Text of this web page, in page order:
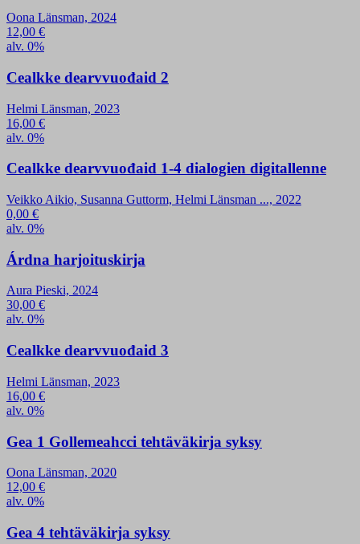
Oona Länsman, 2024
12,00 €
alv. 0%
Cealkke dearvvuođaid 2
Helmi Länsman, 2023
16,00 €
alv. 0%
Cealkke dearvvuođaid 1-4 dialogien digitallenne
Veikko Aikio, Susanna Guttorm, Helmi Länsman ..., 2022
0,00 €
alv. 0%
Árdna harjoituskirja
Aura Pieski, 2024
30,00 €
alv. 0%
Cealkke dearvvuođaid 3
Helmi Länsman, 2023
16,00 €
alv. 0%
Gea 1 Gollemeahcci tehtäväkirja syksy
Oona Länsman, 2020
12,00 €
alv. 0%
Gea 4 tehtäväkirja syksy